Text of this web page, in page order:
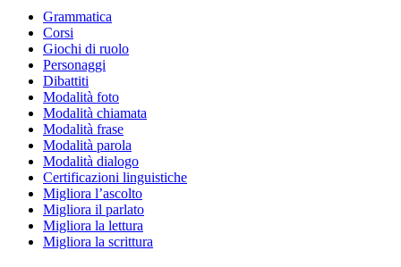
Grammatica
Corsi
Giochi di ruolo
Personaggi
Dibattiti
Modalità foto
Modalità chiamata
Modalità frase
Modalità parola
Modalità dialogo
Certificazioni linguistiche
Migliora l’ascolto
Migliora il parlato
Migliora la lettura
Migliora la scrittura